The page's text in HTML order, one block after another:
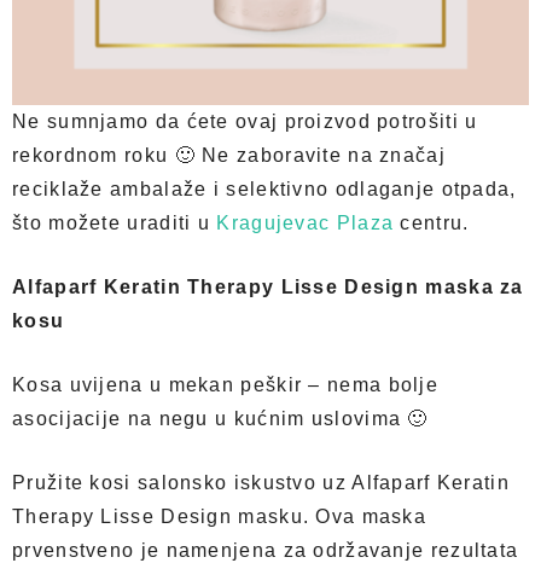
Ne sumnjamo da ćete ovaj proizvod potrošiti u
rekordnom roku 🙂 Ne zaboravite na značaj
reciklaže ambalaže i selektivno odlaganje otpada,
što možete uraditi u Kragujevac Plaza centru.
Alfaparf Keratin Therapy Lisse Design maska za
kosu
Kosa uvijena u mekan peškir – nema bolje
asocijacije na negu u kućnim uslovima 🙂
Pružite kosi salonsko iskustvo uz Alfaparf Keratin
Therapy Lisse Design masku. Ova maska
prvenstveno je namenjena za održavanje rezultata